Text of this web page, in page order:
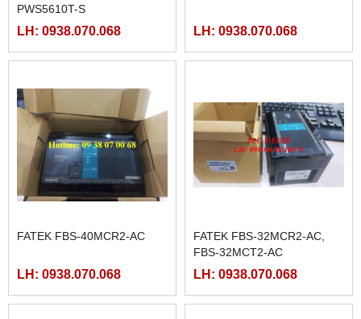
PWS5610T-S
LH: 0938.070.068 LH: 0938.070.068
FATEK FBS-40MCR2-AC
LH: 0938.070.068
FATEK FBS-32MCR2-AC,
FBS-32MCT2-AC
LH: 0938.070.068